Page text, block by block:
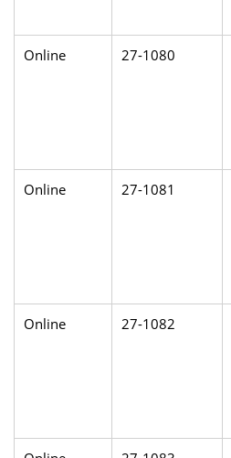
Online 27-1080
Online 27-1081
Online 27-1082